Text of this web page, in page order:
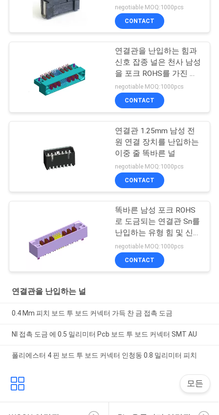
널
negotiable MOQ:1000pcs
CONTACT
연결관을 난입하는 힘과
신호 잡종 널은 천사 남성
을 포크 ROHS를 가진 유
형 복각 보상합니다
negotiable MOQ:1000pcs
CONTACT
연결관 1.25mm 남성 전
원 연결 장치를 난입하는
이중 줄 똑바른 널
negotiable MOQ:1000pcs
CONTACT
똑바른 남성 포크 ROHS
로 도금되는 연결관 Sn를
난입하는 유형 힘 및 신호
잡종 널
negotiable MOQ:1000pcs
CONTACT
연결관을 난입하는 널
0.4 Mm 피치 보드 투 보드 커넥터 가득 찬 금 접촉 도금
NI 접촉 도금 에 0.5 밀리미터 Pcb 보드 투 보드 커넥터 SMT AU
폴리에스터 4 핀 보드 투 보드 커넥터 인청동 0.8 밀리미터 피치
모든